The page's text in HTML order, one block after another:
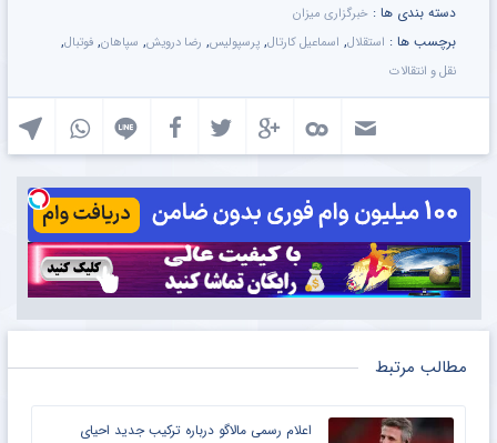
دسته بندی ها : خبرگزاری میزان
برچسب ها : استقلال, اسماعیل کارتال, پرسپولیس, رضا درویش, سپاهان, فوتبال,
نقل و انتقالات
مطالب مرتبط
اعلام رسمی مالاگو درباره ترکیب جدید احیای